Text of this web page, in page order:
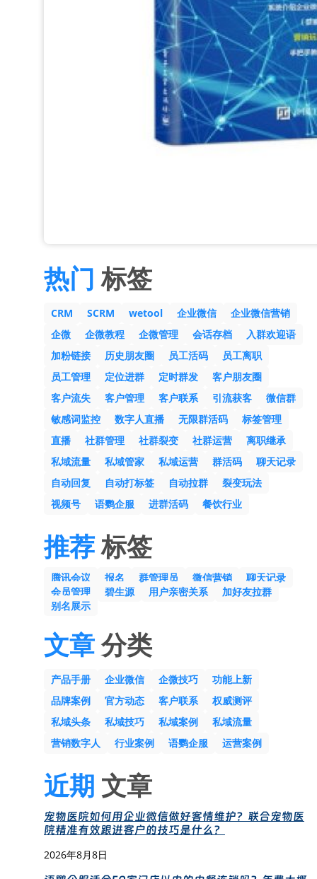
热门 标签
CRM SCRM wetool 企业微信
企业微信营销
企微
企微教程 企微管理 会话存档
入群欢迎语
加粉链接
历史朋友圈 员工活码
员工离职
员工管理
定位进群 定时群发
客户朋友圈
客户流失
客户管理 客户联系 引流获客
微信群
敏感词监控
数字人直播 无限群活码
标签管理
直播
社群管理 社群裂变 社群运营
离职继承
私域流量
私域管家 私域运营 群活码
聊天记录
自动回复
自动打标签 自动拉群
裂变玩法
视频号
语鹦企服 进群活码 餐饮行业
推荐标签
腾讯会议 报名 群管理员 微信营销
聊天记录
会员管理
碧生源 用户亲密关系
加好友拉群
别名展示
文章分类
产品手册 企业微信 企微技巧
功能上新
品牌案例
官方动态 客户联系
权威测评
私域头条
私域技巧 私域案例
私域流量
营销数字人
行业案例 语鹦企服 运营案例
近期 文章
宠物医院如何用企业微信做好客情维护？联合宠物医
院精准有效跟进客户的技巧是什么？
2026年8月8日